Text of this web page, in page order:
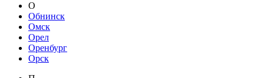
О
Обнинск
Омск
Орел
Оренбург
Орск